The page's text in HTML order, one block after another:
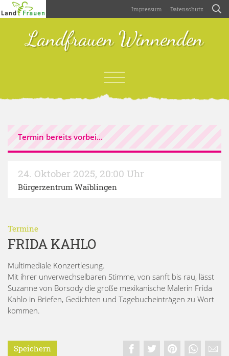
Impressum Datenschutz
Landfrauen Winnenden
Termin bereits vorbei...
24. Oktober 2025, 20:00 Uhr
Bürgerzentrum Waiblingen
Termine
FRIDA KAHLO
Multimediale Konzertlesung.
Mit ihrer unverwechselbaren Stimme, von sanft bis rau, lässt
Suzanne von Borsody die große mexikanische Malerin Frida
Kahlo in Briefen, Gedichten und Tagebucheinträgen zu Wort
kommen.
Speichern